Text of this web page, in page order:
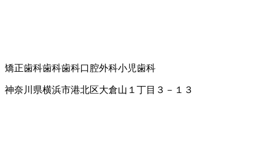
矯正歯科歯科歯科口腔外科小児歯科
神奈川県横浜市港北区大倉山１丁目３－１３